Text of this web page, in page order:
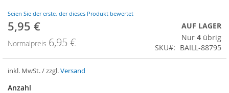
springen
Seien Sie der erste, der dieses Produkt bewertet
Sonderangebot
5,95 €
Normalpreis 6,95 €
AUF LAGER
Nur 4 übrig
SKU
BAILL-88795
inkl. MwSt. / zzgl.Versand
Anzahl